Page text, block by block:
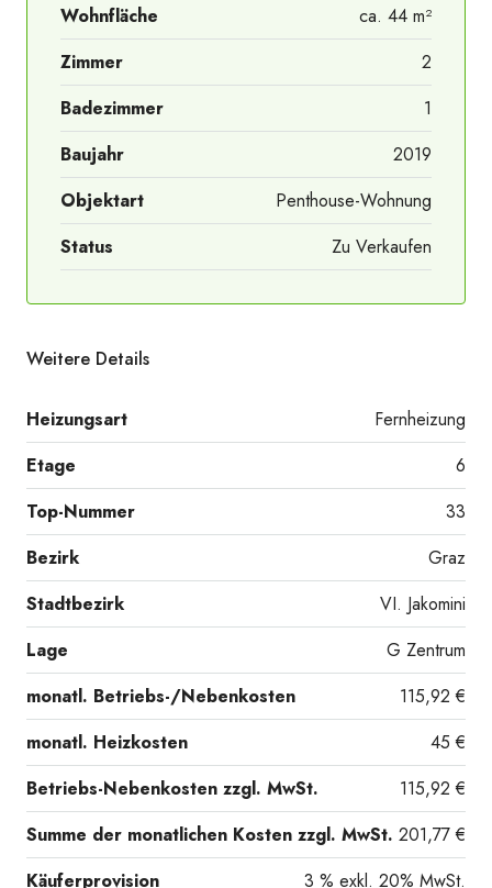
Wohnzimmer mit Blick
zum Schlafzimmer
Wohnfläche
ca. 44 m²
Zimmer
2
Badezimmer
1
Baujahr
2019
Objektart
Penthouse-Wohnung
Status
Zu Verkaufen
Weitere Details
Heizungsart
Fernheizung
Etage
6
Top-Nummer
33
Bezirk
Graz
Stadtbezirk
VI. Jakomini
Lage
G Zentrum
monatl. Betriebs-/Nebenkosten
115,92 €
monatl. Heizkosten
45 €
Betriebs-Nebenkosten zzgl. MwSt.
115,92 €
Summe der monatlichen Kosten zzgl. MwSt. 201,77 €
Käuferprovision
3 % exkl. 20% MwSt.